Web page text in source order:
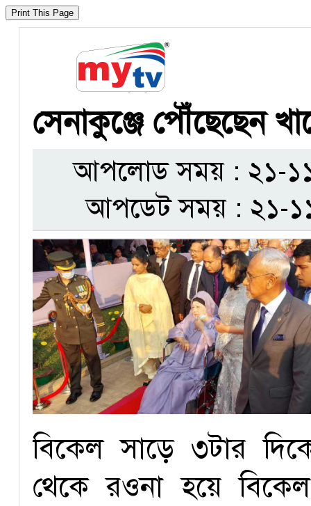
সেনাকুঞ্জে পৌঁছেছেন
আপলোড সময় : ২১-
আপডেট সময় : ২১-
বিকেল সাড়ে ৩টার
থেকে রওনা হয়ে